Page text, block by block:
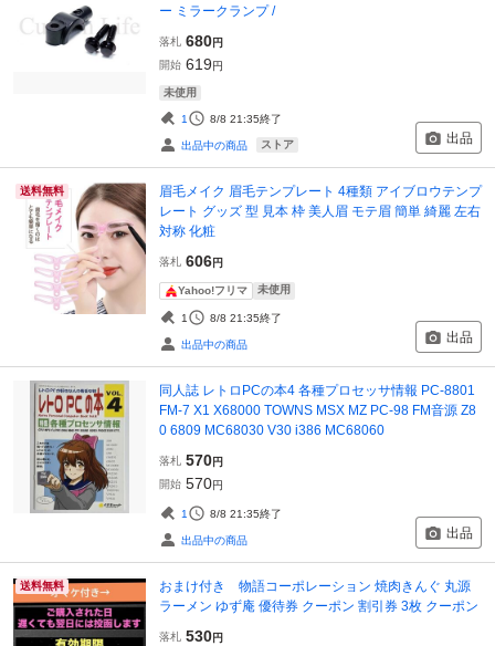
ー ミラークランプ /
落札 680円
開始 619円
未使用
1 8/8 21:35終了
出品中の商品 ストア 出品
送料無料
眉毛メイク 眉毛テンプレート 4種類 アイブロウテンプ
レート グッズ 型 見本 枠 美人眉 モテ眉 簡単 綺麗 左右
対称 化粧
落札 606円
Yahoo!フリマ 未使用
1 8/8 21:35終了
出品中の商品 出品
同人誌 レトロPCの本4 各種プロセッサ情報 PC-8801
FM-7 X1 X68000 TOWNS MSX MZ PC-98 FM音源 Z8
0 6809 MC68030 V30 i386 MC68060
落札 570円
開始 570円
1 8/8 21:35終了
出品中の商品 出品
送料無料
おまけ付き 物語コーポレーション 焼肉きんぐ 丸源
ラーメン ゆず庵 優待券 クーポン 割引券 3枚 クーポン
落札 530円